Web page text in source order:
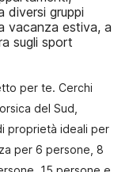
diversi gruppi
vacanza estiva, a
sugli sport
per te. Cerchi
del Sud,
proprietà ideali per
per 6 persone, 8